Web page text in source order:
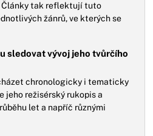
Články tak reflektují tuto
žánrů, ve kterých se
sledovat vývoj jeho tvůrčího
chronologicky i tematicky
jeho režisérský rukopis a
let a napříč různými